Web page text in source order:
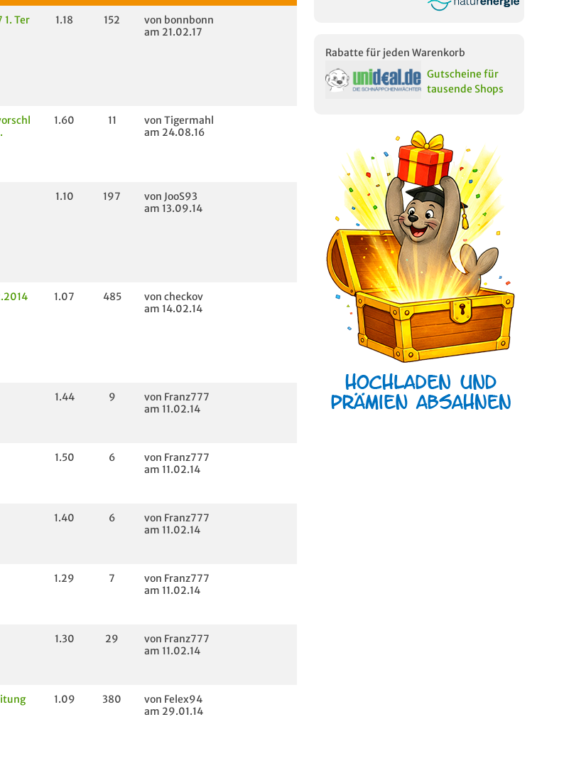
1. Ter
1.18 152
von bonnbonn
am 21.02.17
1.60 11
von Tigermahl
am 24.08.16
1.10 197
von JooS93
am 13.09.14
1.07 485
von checkov
am 14.02.14
1.44 9
von Franz777
am 11.02.14
1.50 6
von Franz777
am 11.02.14
1.40 6
von Franz777
am 11.02.14
1.29 7
von Franz777
am 11.02.14
1.30 29
von Franz777
am 11.02.14
1.09 380
von Felex94
am 29.01.14
Rabatte für jeden Warenkorb
Gutscheine für
tausende Shops